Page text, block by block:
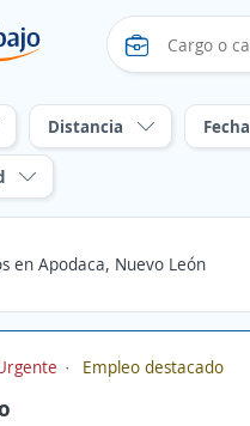
Distancia Fecha
en Apodaca, Nuevo León
Empleo destacado